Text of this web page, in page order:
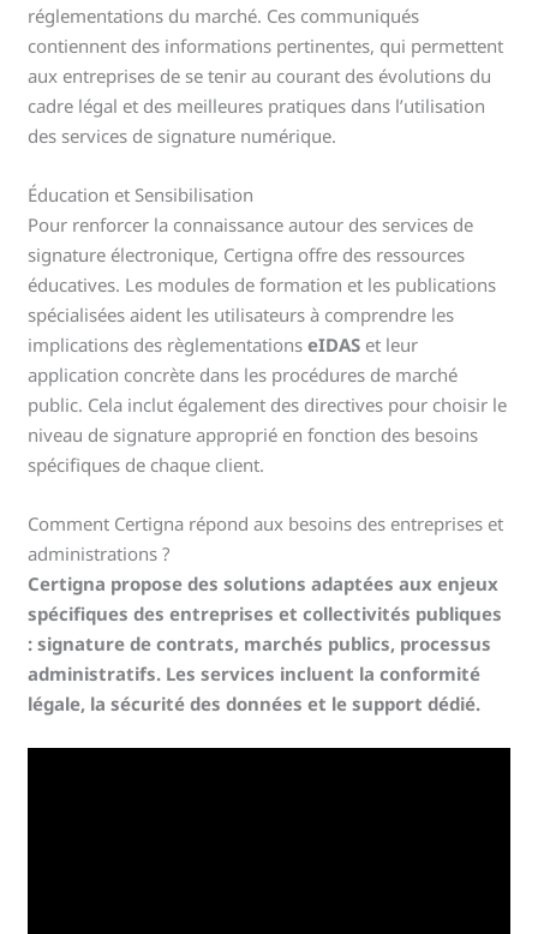
réglementations du marché. Ces communiqués
contiennent des informations pertinentes, qui permettent
aux entreprises de se tenir au courant des évolutions du
cadre légal et des meilleures pratiques dans l’utilisation
des services de signature numérique.
Éducation et Sensibilisation
Pour renforcer la connaissance autour des services de
signature électronique, Certigna offre des ressources
éducatives. Les modules de formation et les publications
spécialisées aident les utilisateurs à comprendre les
implications des règlementationseIDAS et leur
application concrète dans les procédures de marché
public. Cela inclut également des directives pour choisir le
niveau de signature approprié en fonction des besoins
spécifiques de chaque client.
Comment Certigna répond aux besoins des entreprises et
administrations ?
Certigna propose des solutions adaptées aux enjeux
spécifiques des entreprises et collectivités publiques
: signature de contrats, marchés publics, processus
administratifs. Les services incluent la conformité
légale, la sécurité des données et le support dédié.